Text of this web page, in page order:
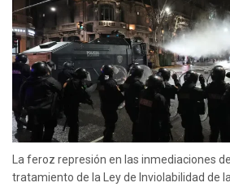
La feroz represión en las inmediaciones
tratamiento de la Ley de Inviolabilidad de